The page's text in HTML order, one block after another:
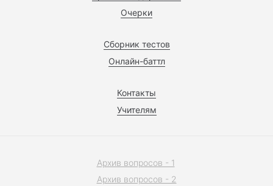
Очерки
Сборник тестов
Онлайн-баттл
Контакты
Учителям
Архив вопросов - 1
Архив вопросов - 2